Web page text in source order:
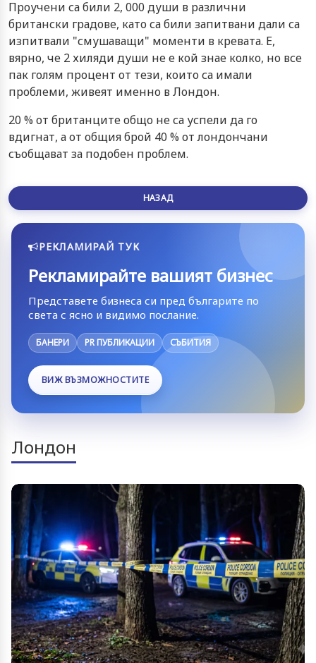
Проучени са били 2, 000 души в различни
британски градове, като са били запитвани дали са
изпитвали "смушаващи" моменти в кревата. Е,
вярно, че 2 хиляди души не е кой знае колко, но все
пак голям процент от тези, които са имали
проблеми, живеят именно в Лондон.
20 % от британците общо не са успели да го
вдигнат, а от общия брой 40 % от лондончани
съобщават за подобен проблем.
НАЗАД
РЕКЛАМИРАЙ ТУК
Рекламирайте вашият бизнес
Представете бизнеса си пред българите по
света с ясно и видимо послание.
БАНЕРИ PR ПУБЛИКАЦИИ СЪБИТИЯ
ВИЖ ВЪЗМОЖНОСТИТЕ
Лондон